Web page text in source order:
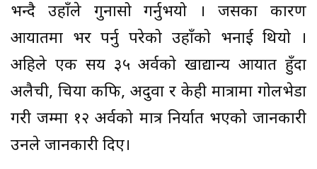
भन्दै उहाँले गुनासो गर्नुभयो । जसका कारण
आयातमा भर पर्नु परेको उहाँको भनाई थियो ।
अहिले एक सय ३५ अर्वको खाद्यान्य आयात हुँदा
अलैची, चिया कफि, अदुवा र केही मात्रामा गोलभेडा
गरी जम्मा १२ अर्वको मात्र निर्यात भएको जानकारी
उनले जानकारी दिए।